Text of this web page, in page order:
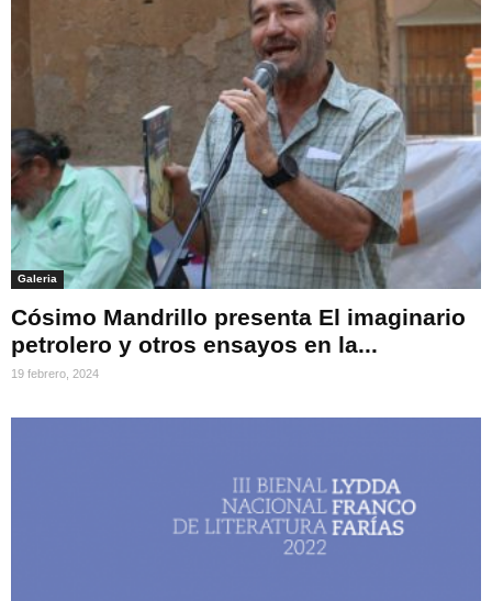
Galeria
Cósimo Mandrillo presenta El imaginario
petrolero y otros ensayos en la...
19 febrero, 2024